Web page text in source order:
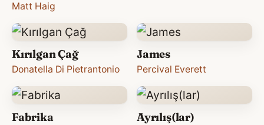
Matt Haig
Kırılgan Çağ
Donatella Di Pietrantonio
James
Percival Everett
Fabrika Ayrılış(lar)